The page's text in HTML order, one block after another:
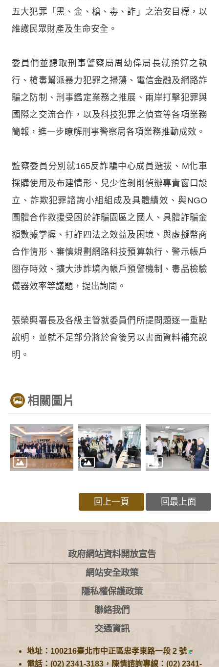
五大犯罪「黑、金、槍、毒、詐」之治安目標，以
維護民眾財產及生命安全。
委員們並聽取刑事警察局周幼偉局長就預算之執
行、槍毒幫派暴力犯罪之掃蕩、電信金融及網路詐
騙之防制、刑事鑑定業務之推展、兩岸打擊犯罪與
國際之交流合作，以及科技犯罪之偵查等各項業務
簡報，進一步瞭解刑事警察局各項業務推動成效。
監察委員分別就165反詐騙中心成員選拔、M化車
採購使用及布建情形、兒少性剝削偵辦專責窗口設
立、詐欺犯罪諮詢小組組成及具體績效、與NGO
團體合作救援受困於詐騙園區之國人、具體詐騙金
額數據掌握、打詐四法之效益及困境、與虛擬幣商
合作情形、審慎規劃網路科技預算執行、警示帳戶
圈存時效、擴大涉詐境內帳戶預警機制、毒品檢驗
儀器效率等議題，提出詢問。
張榮興署長及各級主管就委員們所提問題逐一重點
說明，並就不足部分將於會後另以書面資料補充說
明。
相關圖片
回上一頁 回最上面
:::
政府網站資料開放宣告
網站安全政策
隱私權保護政策
聯絡我們
交通資訊
地址：100216臺北市中正區忠孝東路一段 2 號
電話：(02) 2341-3183，陳情諮詢專線：(02) 2341-